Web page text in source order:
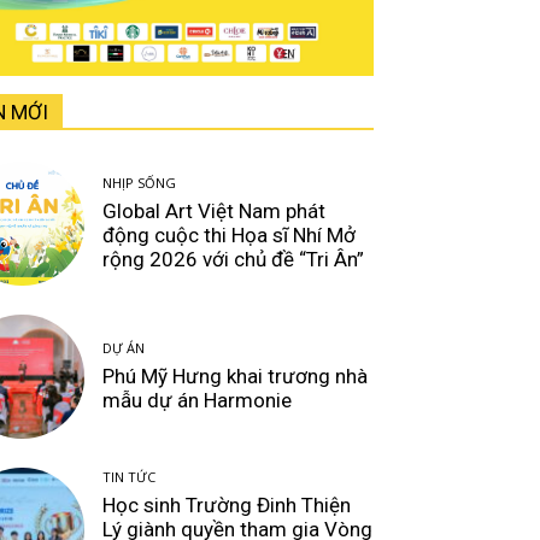
MỚI
NHỊP SỐNG
Global Art Việt Nam phát
động cuộc thi Họa sĩ Nhí Mở
rộng 2026 với chủ đề “Tri Ân”
DỰ ÁN
Phú Mỹ Hưng khai trương nhà
mẫu dự án Harmonie
TIN TỨC
Học sinh Trường Đinh Thiện
Lý giành quyền tham gia Vòng